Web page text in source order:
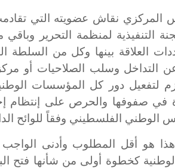
المركزي نقاش عضويته التي
التنفيذية لمنظمة التحرير
العلاقة بينها وكل من
عن التداخل وسلب الصلاحيات أو
لتفعيل دور كل المؤسسات
في صفوفها والحرص على إنتظام
الوطني الفلسطيني وفقاً للوائح
هو أقل المطلوب وأدنى الواجب
كخطوة أولى من شأنها فتح